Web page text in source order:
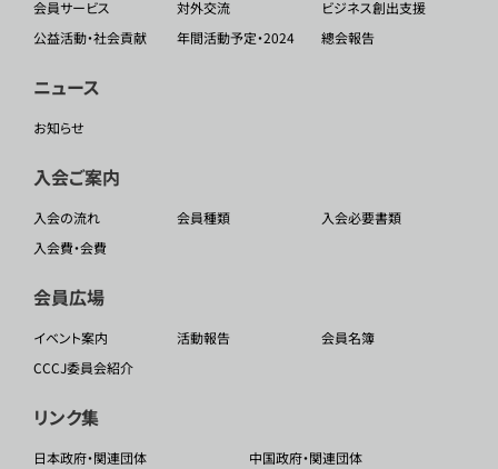
会員サービス 対外交流
ビジネス創出支援
公益活動・社会貢献
年間活動予定・2024 總会報告
ニュース
お知らせ
入会ご案内
入会の流れ 会員種類
入会必要書類
入会費・会費
会員広場
イベント案内 活動報告
会員名簿
CCCJ委員会紹介
リンク集
日本政府・関連団体 中国政府・関連団体